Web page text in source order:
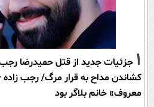
1 جزئیات جدید از قتل حمیدرضا رجب
معروف» خانم بلاگر بود